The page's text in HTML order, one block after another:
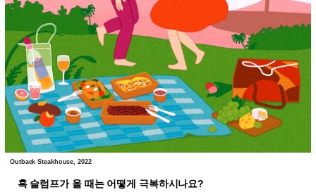
Outback Steakhouse, 2022
혹 슬럼프가 올 때는 어떻게 극복하시나요?